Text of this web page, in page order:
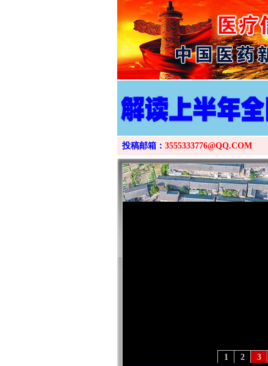
投稿邮箱： 3555333776@QQ.COM
3
2
1